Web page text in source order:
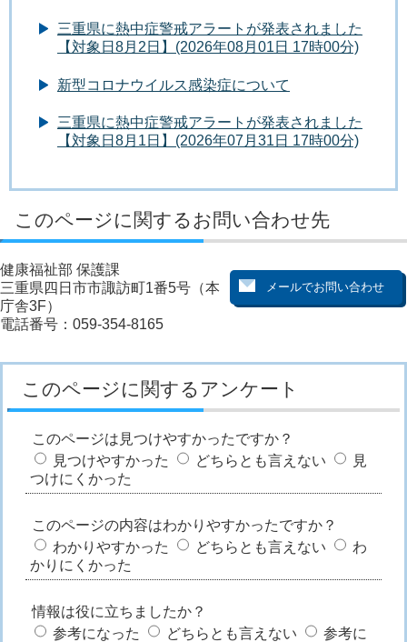
三重県に熱中症警戒アラートが発表されました
【対象日8月2日】(2026年08月01日 17時00分)
新型コロナウイルス感染症について
三重県に熱中症警戒アラートが発表されました
【対象日8月1日】(2026年07月31日 17時00分)
このページに関するお問い合わせ先
健康福祉部 保護課
三重県四日市市諏訪町1番5号（本
庁舎3F）
電話番号：059-354-8165
このページに関するアンケート
このページは見つけやすかったですか？
見つけやすかった
どちらとも言えない
見
つけにくかった
このページの内容はわかりやすかったですか？
わかりやすかった
どちらとも言えない
わ
かりにくかった
情報は役に立ちましたか？
参考になった
どちらとも言えない
参考に